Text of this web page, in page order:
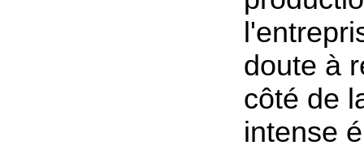
doute à
côté de
intense